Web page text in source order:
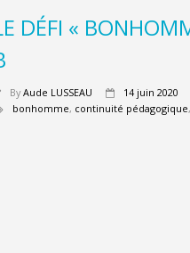
DÉFI «
ByAude LUSSEAU 14 juin 2020
bonhomme, continuité pédagogique,